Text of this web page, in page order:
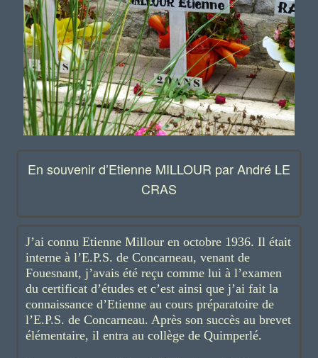
En souvenir d’Etienne MILLOUR par André LE
CRAS
J’ai connu Etienne Millour en octobre 1936. Il était
interne à l’E.P.S. de Concarneau, venant de
Fouesnant, j’avais été reçu comme lui à l’examen
du certificat d’études et c’est ainsi que j’ai fait la
connaissance d’Etienne au cours préparatoire de
l’E.P.S. de Concarneau. Après son succès au brevet
élémentaire, il entra au collège de Quimperlé.